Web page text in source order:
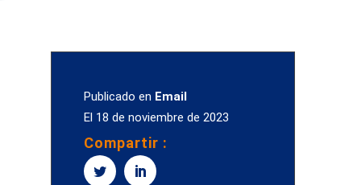
Publicado en Email
El 18 de noviembre de 2023
Compartir :